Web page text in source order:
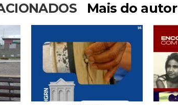
Mais do autor